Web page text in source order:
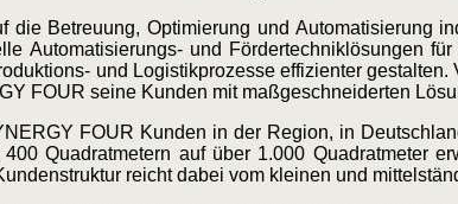
die Betreuung, Optimierung und Automatisierung
Automatisierungs- und Fördertechniklösungen
und Logistikprozesse effizienter
FOUR seine Kunden mit maßgeschneiderten
FOUR Kunden in der Region, in
Quadratmetern auf über 1.000 Quadratmeter
reicht dabei vom kleinen und